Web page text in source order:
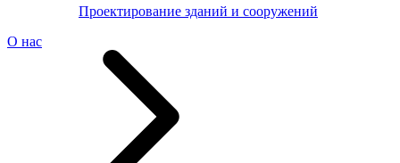
Проектирование зданий и сооружений
О нас